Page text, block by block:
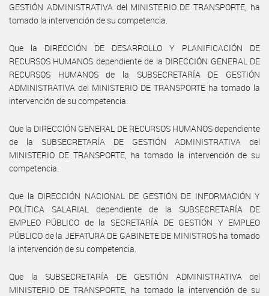
GESTIÓN ADMINISTRATIVA del MINISTERIO DE TRANSPORTE, ha
tomado la intervención de su competencia.
Que la DIRECCIÓN DE DESARROLLO Y PLANIFICACIÓN DE
RECURSOS HUMANOS dependiente de la DIRECCIÓN GENERAL DE
RECURSOS HUMANOS de la SUBSECRETARÍA DE GESTIÓN
ADMINISTRATIVA del MINISTERIO DE TRANSPORTE ha tomado la
intervención de su competencia.
Que la DIRECCIÓN GENERAL DE RECURSOS HUMANOS dependiente
de la SUBSECRETARÍA DE GESTIÓN ADMINISTRATIVA del
MINISTERIO DE TRANSPORTE, ha tomado la intervención de su
competencia.
Que la DIRECCIÓN NACIONAL DE GESTIÓN DE INFORMACIÓN Y
POLÍTICA SALARIAL dependiente de la SUBSECRETARÍA DE
EMPLEO PÚBLICO de la SECRETARÍA DE GESTIÓN Y EMPLEO
PÚBLICO de la JEFATURA DE GABINETE DE MINISTROS ha tomado
la intervención de su competencia.
Que la SUBSECRETARÍA DE GESTIÓN ADMINISTRATIVA del
MINISTERIO DE TRANSPORTE, ha tomado la intervención de su